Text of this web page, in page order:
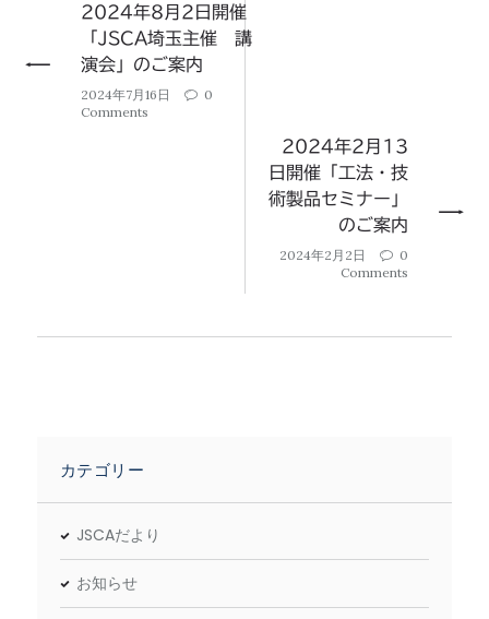
2024年8月2日開催
「JSCA埼玉主催 講
演会」のご案内
2024年7月16日
0
Comments
2024年2月13
日開催「工法・技
術製品セミナー」
のご案内
2024年2月2日
0
Comments
カテゴリー
JSCAだより
お知らせ